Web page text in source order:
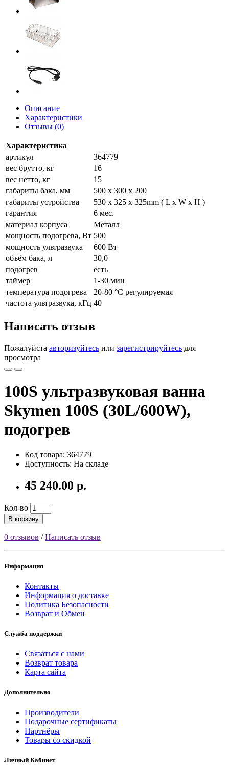
Описание
Характеристики
Отзывы (0)
Характеристика
артикул
364779
вес брутто, кг
16
вес нетто, кг
15
габариты бака, мм
500 x 300 x 200
габариты устройства
530 x 325 x 325mm ( L x W x H )
гарантия
6 мес.
материал корпуса
Металл
мощность подогрева, Вт 500
мощность ультразвука
600 Вт
объём бака, л
30,0
подогрев
есть
таймер
1-30 мин
температура подогрева
20-80 °C регулируемая
частота ультразвука, кГц 40
Написать отзыв
Пожалуйста авторизуйтесь или зарегистрируйтесь для
просмотра
100S ультразвуковая ванна
Skymen 100S (30L/600W),
подогрев
Код товара: 364779
Доступность: На складе
45 240.00 р.
Кол-во
В корзину
0 отзывов /Написать отзыв
Информация
Контакты
Информация о доставке
Политика Безопасности
Возврат и Обмен
Служба поддержки
Связаться с нами
Возврат товара
Карта сайта
Дополнительно
Производители
Подарочные сертификаты
Партнёры
Товары со скидкой
Личный Кабинет